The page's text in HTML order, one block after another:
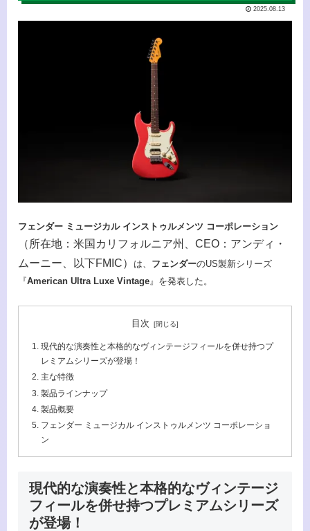
2025.08.13
フェンダー ミュージカル インストゥルメンツ コーポレーション
（所在地：米国カリフォルニア州、CEO：アンディ・
ムーニー、以下FMIC）
は、 フェンダーのUS製新シリーズ
『American Ultra Luxe Vintage』を発表した。
目次
現代的な演奏性と本格的なヴィンテージフィールを併せ持つプ
レミアムシリーズが登場！
主な特徴
製品ラインナップ
製品概要
フェンダー ミュージカル インストゥルメンツ コーポレーショ
ン
現代的な演奏性と本格的なヴィンテージ
フィールを併せ持つプレミアムシリーズ
が登場！